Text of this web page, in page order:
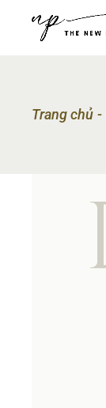
Trang chủ